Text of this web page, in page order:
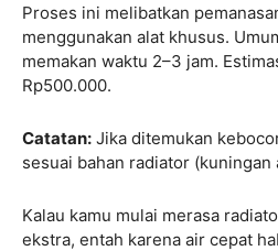
Proses ini melibatkan
menggunakan alat khusus.
memakan waktu 2–3 jam.
Rp500.000.
Catatan: Jika ditemukan
sesuai bahan radiator (kuningan
Kalau kamu mulai merasa
ekstra, entah karena air cepat